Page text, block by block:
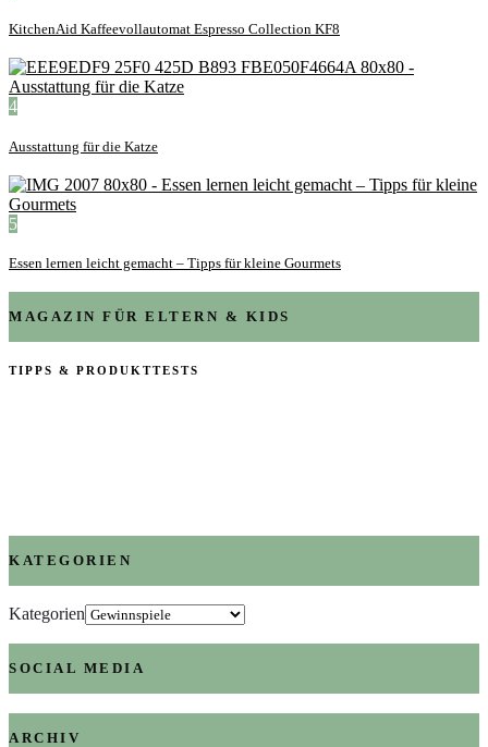
KitchenAid Kaffeevollautomat Espresso Collection KF8
4
Ausstattung für die Katze
5
Essen lernen leicht gemacht – Tipps für kleine Gourmets
MAGAZIN FÜR ELTERN & KIDS
TIPPS & PRODUKTTESTS
KATEGORIEN
Kategorien
SOCIAL MEDIA
ARCHIV